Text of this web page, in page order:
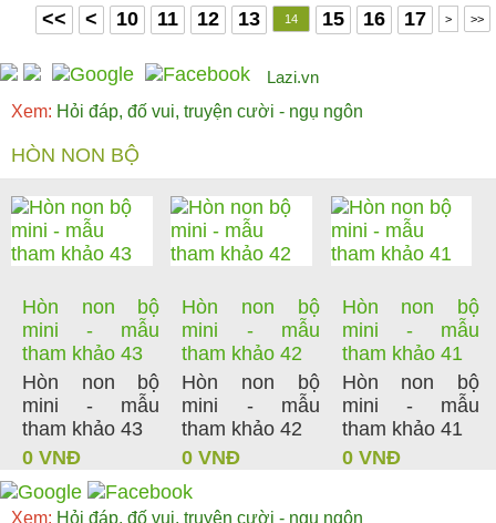
<< < 10 11 12 13 14 15 16 17 > >>
Lazi.vn
Xem: Hỏi đáp, đố vui, truyện cười - ngụ ngôn
HÒN NON BỘ
Hòn non bộ
mini - mẫu
tham khảo 43
Hòn non bộ
mini - mẫu
tham khảo 43
0 VNĐ
Hòn non bộ
mini - mẫu
tham khảo 42
Hòn non bộ
mini - mẫu
tham khảo 42
0 VNĐ
Hòn non bộ
mini - mẫu
tham khảo 41
Hòn non bộ
mini - mẫu
tham khảo 41
0 VNĐ
Xem: Hỏi đáp, đố vui, truyện cười - ngụ ngôn